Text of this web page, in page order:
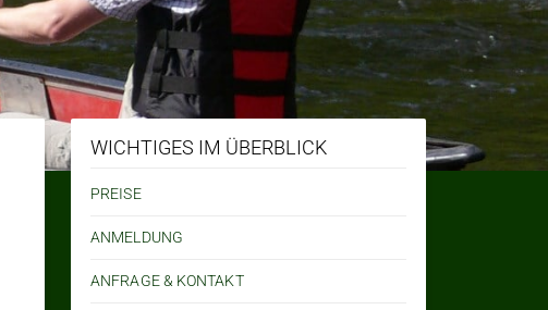
WICHTIGES IM ÜBERBLICK
PREISE
ANMELDUNG
ANFRAGE & KONTAKT